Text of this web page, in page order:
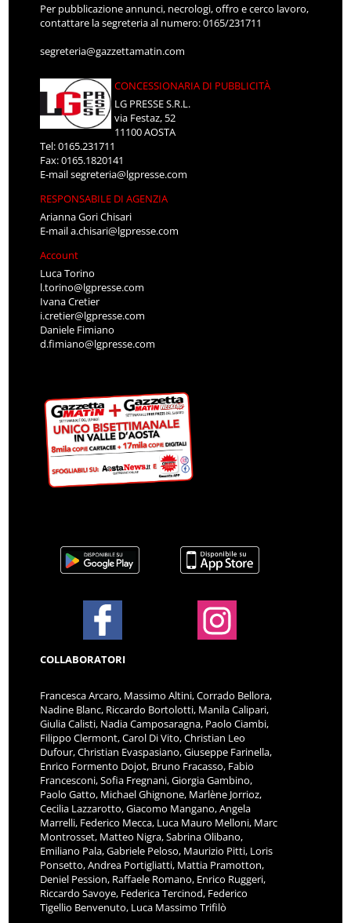
Per pubblicazione annunci, necrologi, offro e cerco lavoro,
contattare la segreteria al numero: 0165/231711
segreteria@gazzettamatin.com
CONCESSIONARIA DI PUBBLICITÀ
LG PRESSE S.R.L.
via Festaz, 52
11100 AOSTA
Tel: 0165.231711
Fax: 0165.1820141
E-mailsegreteria@lgpresse.com
RESPONSABILE DI AGENZIA
Arianna Gori Chisari
E-maila.chisari@lgpresse.com
Account
Luca Torino
l.torino@lgpresse.com
Ivana Cretier
i.cretier@lgpresse.com
Daniele Fimiano
d.fimiano@lgpresse.com
COLLABORATORI
Francesca Arcaro, Massimo Altini, Corrado Bellora,
Nadine Blanc, Riccardo Bortolotti, Manila Calipari,
Giulia Calisti, Nadia Camposaragna, Paolo Ciambi,
Filippo Clermont, Carol Di Vito, Christian Leo
Dufour, Christian Evaspasiano, Giuseppe Farinella,
Enrico Formento Dojot, Bruno Fracasso, Fabio
Francesconi, Sofia Fregnani, Giorgia Gambino,
Paolo Gatto, Michael Ghignone, Marlène Jorrioz,
Cecilia Lazzarotto, Giacomo Mangano, Angela
Marrelli, Federico Mecca, Luca Mauro Melloni, Marc
Montrosset, Matteo Nigra, Sabrina Olibano,
Emiliano Pala, Gabriele Peloso, Maurizio Pitti, Loris
Ponsetto, Andrea Portigliatti, Mattia Pramotton,
Deniel Pession, Raffaele Romano, Enrico Ruggeri,
Riccardo Savoye, Federica Tercinod, Federico
Tigellio Benvenuto, Luca Massimo Trifilò